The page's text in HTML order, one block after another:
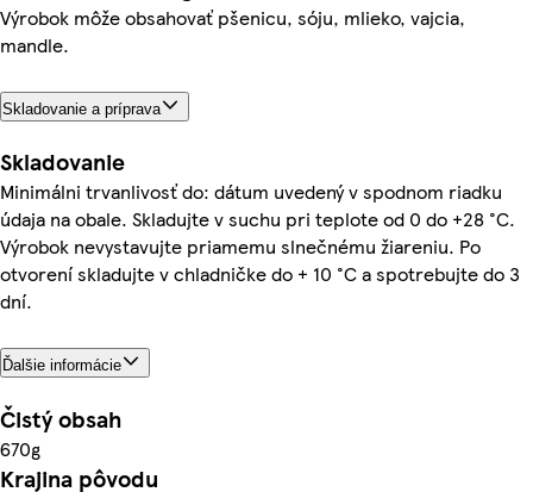
Výrobok môže obsahovať pšenicu, sóju, mlieko, vajcia,
mandle.
Skladovanie a príprava
Skladovanie
Minimálni trvanlivosť do: dátum uvedený v spodnom riadku
údaja na obale. Skladujte v suchu pri teplote od 0 do +28 °C.
Výrobok nevystavujte priamemu slnečnému žiareniu. Po
otvorení skladujte v chladničke do + 10 °C a spotrebujte do 3
dní.
Ďalšie informácie
Čistý obsah
670g
Krajina pôvodu